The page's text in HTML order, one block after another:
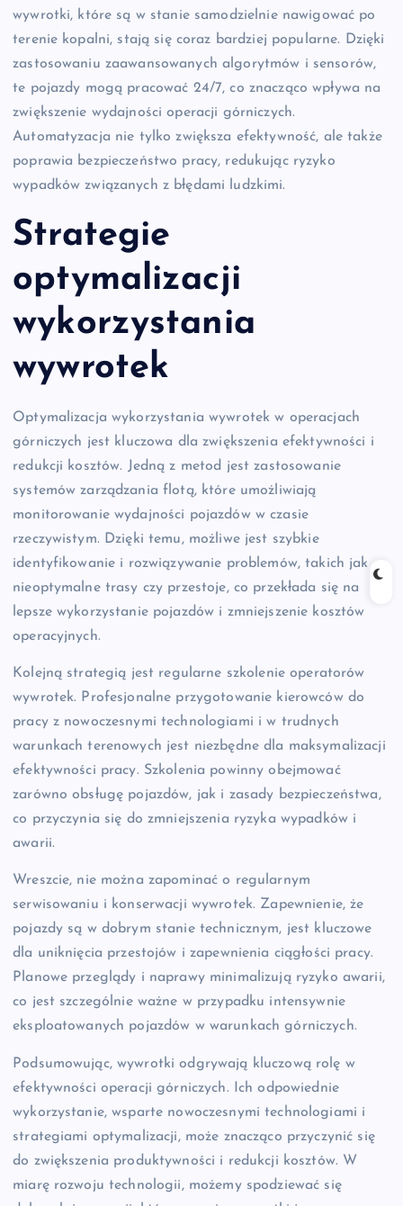
wywrotki, które są w stanie samodzielnie nawigować po
terenie kopalni, stają się coraz bardziej popularne. Dzięki
zastosowaniu zaawansowanych algorytmów i sensorów,
te pojazdy mogą pracować 24/7, co znacząco wpływa na
zwiększenie wydajności operacji górniczych.
Automatyzacja nie tylko zwiększa efektywność, ale także
poprawia bezpieczeństwo pracy, redukując ryzyko
wypadków związanych z błędami ludzkimi.
Strategie
optymalizacji
wykorzystania
wywrotek
Optymalizacja wykorzystania wywrotek w operacjach
górniczych jest kluczowa dla zwiększenia efektywności i
redukcji kosztów. Jedną z metod jest zastosowanie
systemów zarządzania flotą, które umożliwiają
monitorowanie wydajności pojazdów w czasie
rzeczywistym. Dzięki temu, możliwe jest szybkie
identyfikowanie i rozwiązywanie problemów, takich jak
nieoptymalne trasy czy przestoje, co przekłada się na
lepsze wykorzystanie pojazdów i zmniejszenie kosztów
operacyjnych.
Kolejną strategią jest regularne szkolenie operatorów
wywrotek. Profesjonalne przygotowanie kierowców do
pracy z nowoczesnymi technologiami i w trudnych
warunkach terenowych jest niezbędne dla maksymalizacji
efektywności pracy. Szkolenia powinny obejmować
zarówno obsługę pojazdów, jak i zasady bezpieczeństwa,
co przyczynia się do zmniejszenia ryzyka wypadków i
awarii.
Wreszcie, nie można zapominać o regularnym
serwisowaniu i konserwacji wywrotek. Zapewnienie, że
pojazdy są w dobrym stanie technicznym, jest kluczowe
dla uniknięcia przestojów i zapewnienia ciągłości pracy.
Planowe przeglądy i naprawy minimalizują ryzyko awarii,
co jest szczególnie ważne w przypadku intensywnie
eksploatowanych pojazdów w warunkach górniczych.
Podsumowując, wywrotki odgrywają kluczową rolę w
efektywności operacji górniczych. Ich odpowiednie
wykorzystanie, wsparte nowoczesnymi technologiami i
strategiami optymalizacji, może znacząco przyczynić się
do zwiększenia produktywności i redukcji kosztów. W
miarę rozwoju technologii, możemy spodziewać się